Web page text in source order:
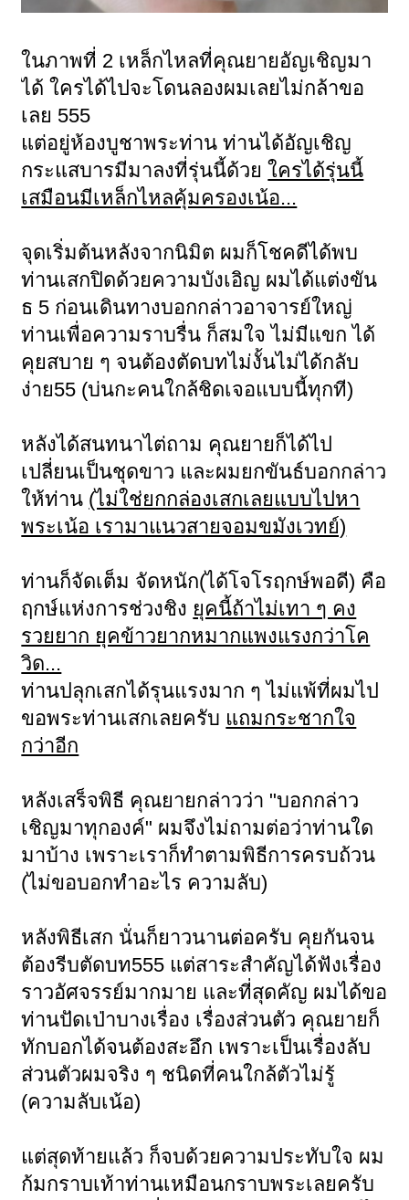
ในภาพที่ 2 เหล็กไหลที่คุณยายอัญเชิญมา
ได้ ใครได้ไปจะโดนลองผมเลยไม่กล้าขอ
เลย 555
แต่อยู่ห้องบูชาพระท่าน ท่านได้อัญเชิญ
กระแสบารมีมาลงที่รุ่นนี้ด้วยใครได้รุ่นนี้
เสมือนมีเหล็กไหลคุ้มครองเน้อ...
จุดเริ่มต้นหลังจากนิมิต ผมก็โชคดีได้พบ
ท่านเสกปิดด้วยความบังเอิญ ผมได้แต่งขัน
ธ 5 ก่อนเดินทางบอกกล่าวอาจารย์ใหญ่
ท่านเพื่อความราบรื่น ก็สมใจ ไม่มีแขก ได้
คุยสบาย ๆ จนต้องตัดบทไม่งั้นไม่ได้กลับ
ง่าย55 (บ่นกะคนใกล้ชิดเจอแบบนี้ทุกที)
หลังได้สนทนาไต่ถาม คุณยายก็ได้ไป
เปลี่ยนเป็นชุดขาว และผมยกขันธ์บอกกล่าว
ให้ท่าน (ไม่ใช่ยกกล่องเสกเลยแบบไปหา
พระเน้อ เรามาแนวสายจอมขมังเวทย์)
ท่านก็จัดเต็ม จัดหนัก(ได้โจโรฤกษ์พอดี) คือ
ฤกษ์แห่งการช่วงชิง ยุคนี้ถ้าไม่เทา ๆ คง
รวยยาก ยุคข้าวยากหมากแพงแรงกว่าโค
วิด...
ท่านปลุกเสกได้รุนแรงมาก ๆ ไม่แพ้ที่ผมไป
ขอพระท่านเสกเลยครับ แถมกระชากใจ
กว่าอีก
หลังเสร็จพิธี คุณยายกล่าวว่า "บอกกล่าว
เชิญมาทุกองค์" ผมจึงไม่ถามต่อว่าท่านใด
มาบ้าง เพราะเราก็ทำตามพิธีการครบถ้วน
(ไม่ขอบอกทำอะไร ความลับ)
หลังพิธีเสก นั่นก็ยาวนานต่อครับ คุยกันจน
ต้องรีบตัดบท555 แต่สาระสำคัญได้ฟังเรื่อง
ราวอัศจรรย์มากมาย และที่สุดคัญ ผมได้ขอ
ท่านปัดเป่าบางเรื่อง เรื่องส่วนตัว คุณยายก็
ทักบอกได้จนต้องสะอึก เพราะเป็นเรื่องลับ
ส่วนตัวผมจริง ๆ ชนิดที่คนใกล้ตัวไม่รู้
(ความลับเน้อ)
แต่สุดท้ายแล้ว ก็จบด้วยความประทับใจ ผม
ก้มกราบเท้าท่านเหมือนกราบพระเลยครับ